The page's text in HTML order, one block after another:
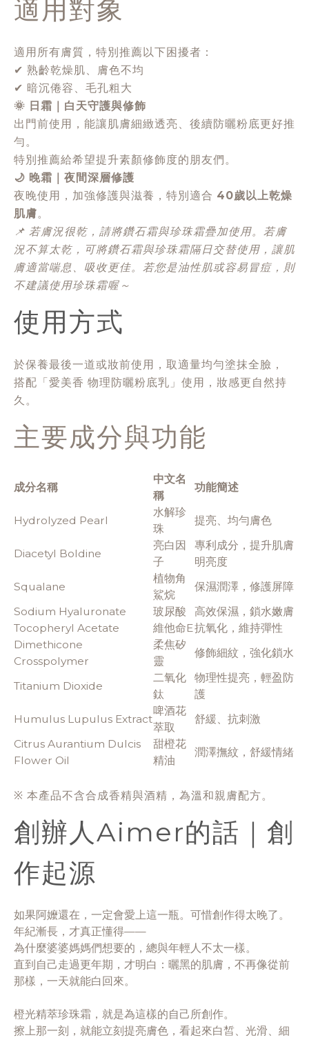
適用對象
適用所有膚質，特別推薦以下困擾者：
✔ 熟齡乾燥肌、膚色不均
✔ 暗沉倦容、毛孔粗大
🌞 日霜｜白天守護與修飾
出門前使用，能讓肌膚細緻透亮、後續防曬粉底更好推
勻。
特別推薦給希望提升素顏修飾度的朋友們。
🌙 晚霜｜夜間深層修護
夜晚使用，加強修護與滋養，特別適合 40歲以上乾燥
肌膚。
📌 若膚況很乾，請將鑽石霜與珍珠霜疊加使用。若膚
況不算太乾，可將鑽石霜與珍珠霜隔日交替使用，讓肌
膚適當喘息、吸收更佳。若您是油性肌或容易冒痘，則
不建議使用珍珠霜喔～
使用方式
於保養最後一道或妝前使用，取適量均勻塗抹全臉，
搭配「愛美香 物理防曬粉底乳」使用，妝感更自然持
久。
主要成分與功能
成分名稱
中文名
稱
功能簡述
Hydrolyzed Pearl
水解珍
珠
提亮、均勻膚色
Diacetyl Boldine
亮白因
子
專利成分，提升肌膚
明亮度
Squalane
植物角
鯊烷
保濕潤澤，修護屏障
Sodium Hyaluronate
玻尿酸
高效保濕，鎖水嫩膚
Tocopheryl Acetate
維他命E抗氧化，維持彈性
Dimethicone
Crosspolymer
柔焦矽
靈
修飾細紋，強化鎖水
Titanium Dioxide
二氧化
鈦
物理性提亮，輕盈防
護
Humulus Lupulus Extract
啤酒花
萃取
舒緩、抗刺激
Citrus Aurantium Dulcis
Flower Oil
甜橙花
精油
潤澤撫紋，舒緩情緒
※ 本產品不含合成香精與酒精，為溫和親膚配方。
創辦人Aimer的話｜創
作起源
如果阿嬤還在，一定會愛上這一瓶。可惜創作得太晚了。
年紀漸長，才真正懂得——
為什麼婆婆媽媽們想要的，總與年輕人不太一樣。
直到自己走過更年期，才明白：曬黑的肌膚，不再像從前
那樣，一天就能白回來。
橙光精萃珍珠霜，就是為這樣的自己所創作。
擦上那一刻，就能立刻提亮膚色，看起來白皙、光滑、細